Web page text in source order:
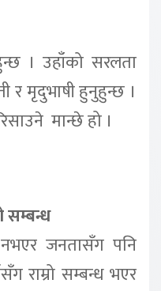
। उहाँको सरलता
र मृदुभाषी हुनुहुन्छ ।
मान्छे हो ।
सम्बन्ध
नभएर जनतासँग पनि
राम्रो सम्बन्ध भएर